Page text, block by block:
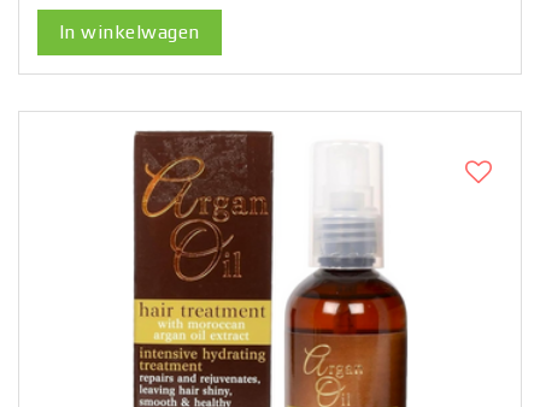
In winkelwagen